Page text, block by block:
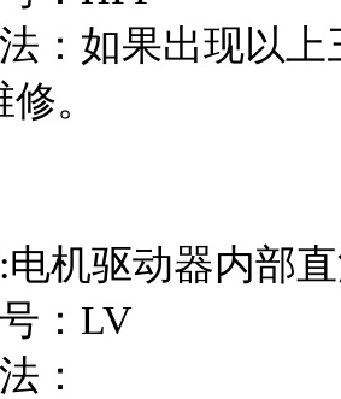
如果出现以上
。
机驱动器内部直
：LV
：